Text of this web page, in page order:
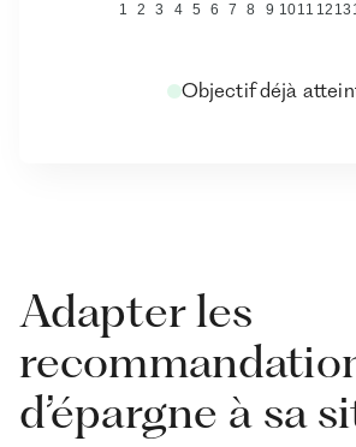
1 2 3 4 5 6 7 8 9 1011 12 13
Objectif déjà
Adapter les
d’épargne à sa